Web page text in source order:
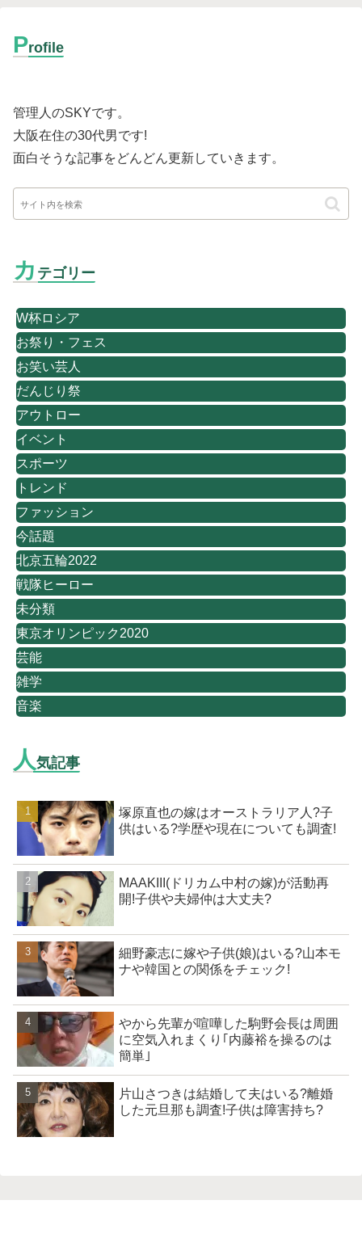
Profile
管理人のSKYです。
大阪在住の30代男です!
面白そうな記事をどんどん更新していきます。
カ テゴリー
W杯ロシア
お祭り・フェス
お笑い芸人
だんじり祭
アウトロー
イベント
スポーツ
トレンド
ファッション
今話題
北京五輪2022
戦隊ヒーロー
未分類
東京オリンピック2020
芸能
雑学
音楽
人気記事
塚原直也の嫁はオーストラリア人?子
供はいる?学歴や現在についても調査!
MAAKIII(ドリカム中村の嫁)が活動再
開!子供や夫婦仲は大丈夫?
細野豪志に嫁や子供(娘)はいる?山本モ
ナや韓国との関係をチェック!
やから先輩が喧嘩した駒野会長は周囲
に空気入れまくり｢内藤裕を操るのは
簡単｣
片山さつきは結婚して夫はいる?離婚
した元旦那も調査!子供は障害持ち?